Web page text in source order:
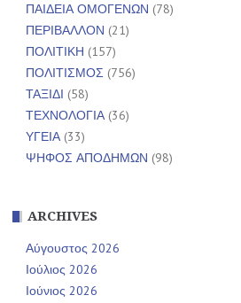
ΠΑΙΔΕΙΑ ΟΜΟΓΕΝΩΝ (78)
ΠΕΡΙΒΑΛΛΟΝ (21)
ΠΟΛΙΤΙΚΗ (157)
ΠΟΛΙΤΙΣΜΟΣ (756)
ΤΑΞΙΔΙ (58)
ΤΕΧΝΟΛΟΓΙΑ(36)
ΥΓΕΙΑ(33)
ΨΗΦΟΣ ΑΠΟΔΗΜΩΝ (98)
ARCHIVES
Αύγουστος 2026
Ιούλιος 2026
Ιούνιος 2026